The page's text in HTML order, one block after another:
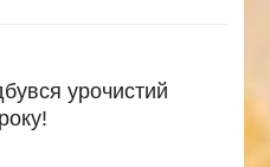
урочистий